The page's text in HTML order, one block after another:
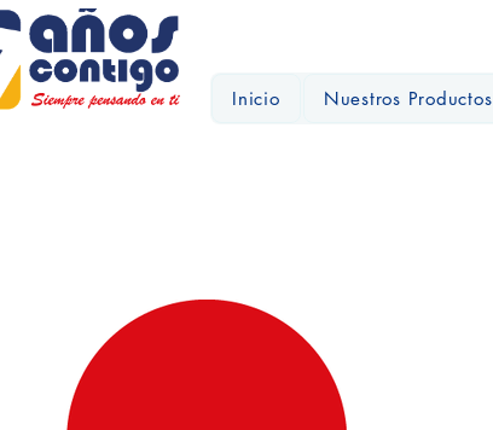
Inicio Nuestros Productos